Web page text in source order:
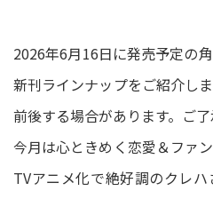
2026年6月16日に発売予定の
新刊ラインナップをご紹介し
前後する場合があります。ご了
今月は心ときめく恋愛＆ファ
TVアニメ化で絶好調のクレ